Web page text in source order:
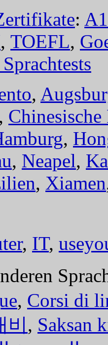
: A1
, TOEFL,
,
, Chinesische
,
, Neapel,
, Xiamen
, IT,
, Corsi di
비, Saksan